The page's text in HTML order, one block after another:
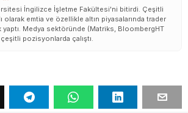
İngilizce İşletme Fakültesi'ni bitirdi. Çeşitli
olarak emtia ve özellikle altın piyasalarında trader
yaptı. Medya sektöründe (Matriks, BloombergHT
pozisyonlarda çalıştı.